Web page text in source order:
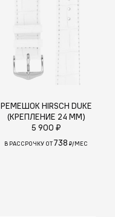
РЕМЕШОК HIRSCH DUKE
(КРЕПЛЕНИЕ 24 ММ)
5 900 ₽
В РАССРОЧКУ ОТ738 ₽/МЕС